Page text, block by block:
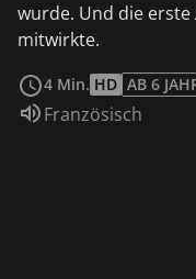
wurde. Und die erste
mitwirkte.
4 Min. HD AB 6
Sprache:
Französisch